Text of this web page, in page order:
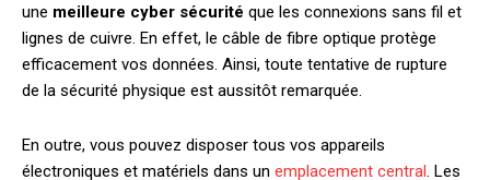
une meilleure cyber sécurité que les connexions sans fil et
lignes de cuivre. En effet, le câble de fibre optique protège
efficacement vos données. Ainsi, toute tentative de rupture
de la sécurité physique est aussitôt remarquée.
En outre, vous pouvez disposer tous vos appareils
électroniques et matériels dans un emplacement central. Les